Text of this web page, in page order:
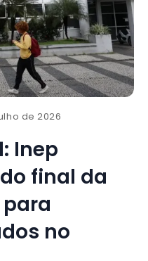
de 2026
Inep
final da
no